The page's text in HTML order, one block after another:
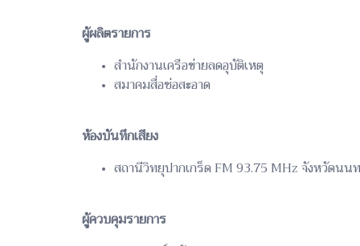
ผู้ผลิตรายการ
สำนักงานเครือข่ายลดอุบัติเหตุ
สมาคมสื่อช่อสะอาด
ห้องบันทึกเสียง
สถานีวิทยุปากเกร็ด FM 93.75 MHz จังหวัดนน
ผู้ควบคุมรายการ